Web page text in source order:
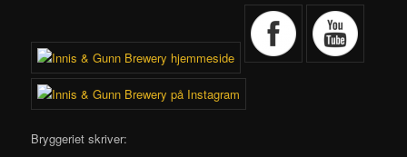
Bryggeriet skriver: